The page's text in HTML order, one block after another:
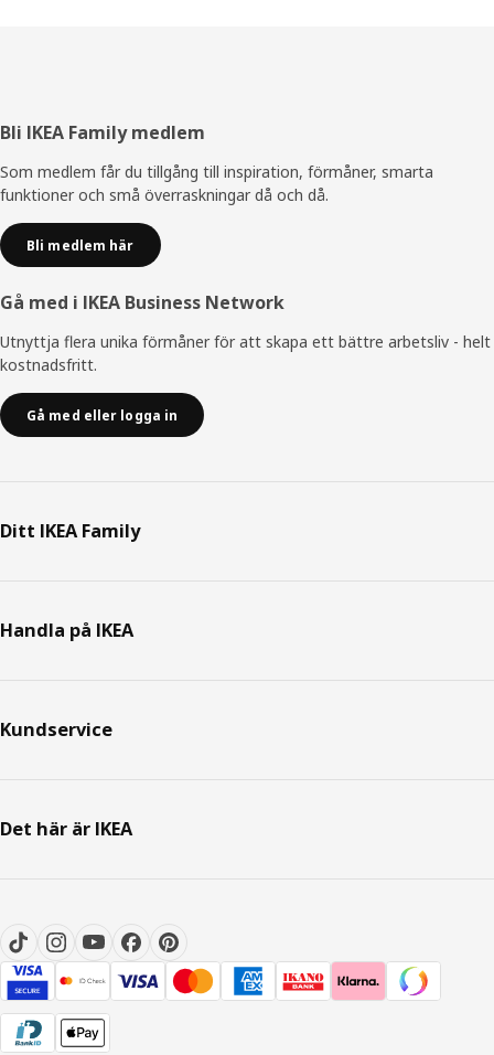
Sidfot
Bli IKEA Family medlem
Som medlem får du tillgång till inspiration, förmåner, smarta
funktioner och små överraskningar då och då.
Bli medlem här
Gå med i IKEA Business Network
Utnyttja flera unika förmåner för att skapa ett bättre arbetsliv - helt
kostnadsfritt.
Gå med eller logga in
Ditt IKEA Family
Handla på IKEA
Kundservice
Det här är IKEA